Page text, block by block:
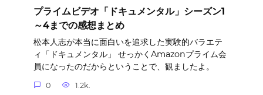
プライムビデオ「ドキュメンタル」シーズン1
～4までの感想まとめ
松本人志が本当に面白いを追求した実験的バラエテ
ィ「ドキュメンタル」 せっかくAmazonプライム会
員になったのだからということで、観ましたよ。
0 1.2k.